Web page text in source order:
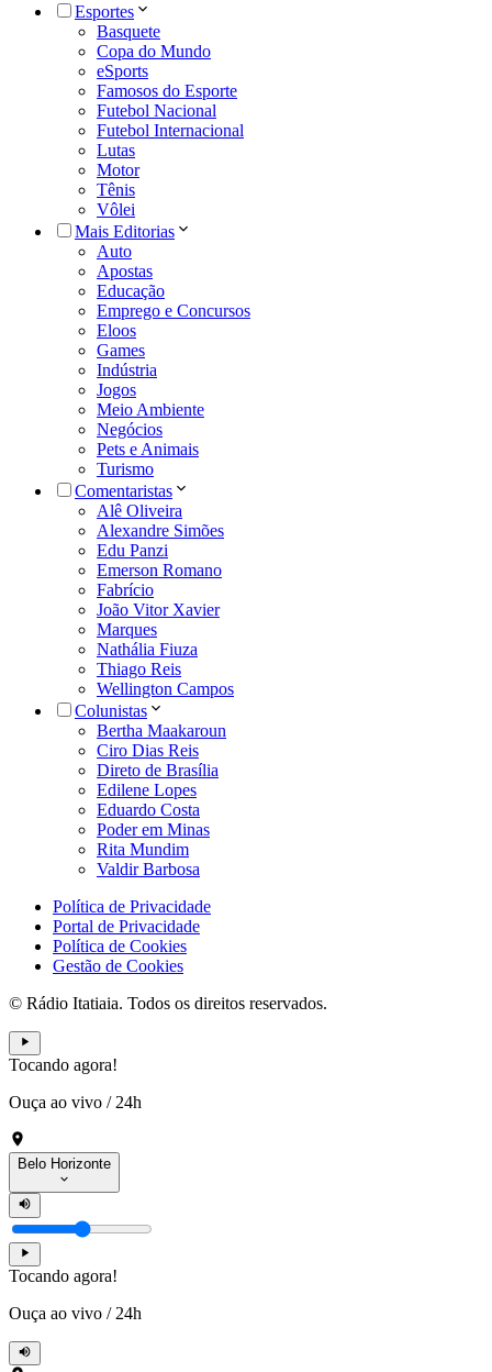
Esportes
Basquete
Copa do Mundo
eSports
Famosos do Esporte
Futebol Nacional
Futebol Internacional
Lutas
Motor
Tênis
Vôlei
Mais Editorias
Auto
Apostas
Educação
Emprego e Concursos
Eloos
Games
Indústria
Jogos
Meio Ambiente
Negócios
Pets e Animais
Turismo
Comentaristas
Alê Oliveira
Alexandre Simões
Edu Panzi
Emerson Romano
Fabrício
João Vitor Xavier
Marques
Nathália Fiuza
Thiago Reis
Wellington Campos
Colunistas
Bertha Maakaroun
Ciro Dias Reis
Direto de Brasília
Edilene Lopes
Eduardo Costa
Poder em Minas
Rita Mundim
Valdir Barbosa
Política de Privacidade
Portal de Privacidade
Política de Cookies
Gestão de Cookies
© Rádio Itatiaia. Todos os direitos reservados.
Tocando agora!
Ouça ao vivo / 24h
Belo Horizonte
Tocando agora!
Ouça ao vivo / 24h